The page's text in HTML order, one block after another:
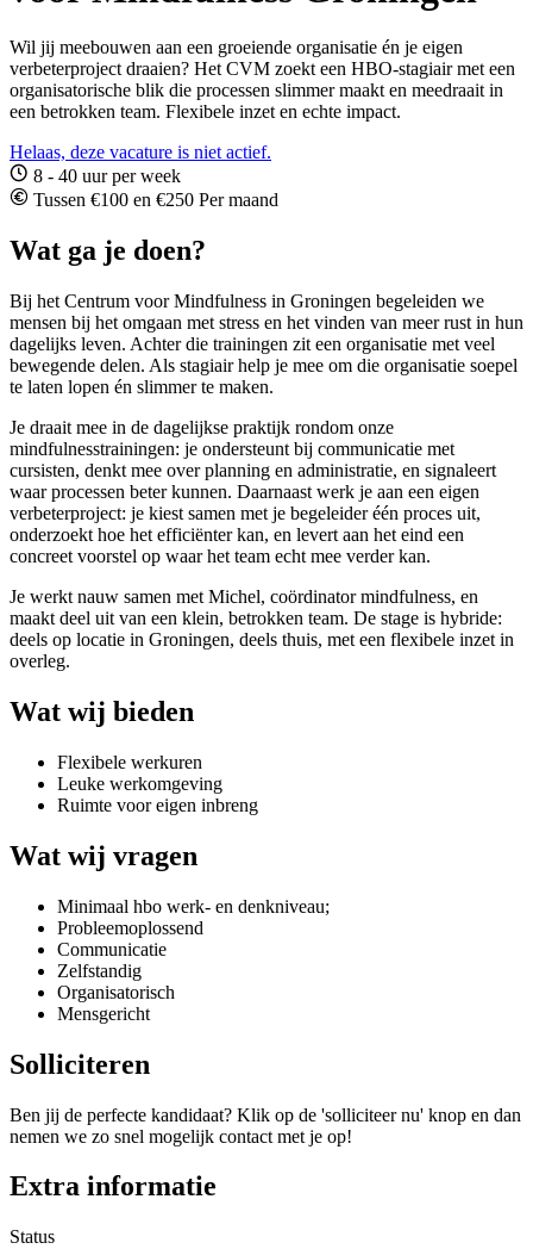
Wil jij meebouwen aan een groeiende organisatie én je eigen
verbeterproject draaien? Het CVM zoekt een HBO-stagiair met een
organisatorische blik die processen slimmer maakt en meedraait in
een betrokken team. Flexibele inzet en echte impact.
Helaas, deze vacature is niet actief.
8 - 40 uur per week
Tussen €100 en €250 Per maand
Wat ga je doen?
Bij het Centrum voor Mindfulness in Groningen begeleiden we
mensen bij het omgaan met stress en het vinden van meer rust in hun
dagelijks leven. Achter die trainingen zit een organisatie met veel
bewegende delen. Als stagiair help je mee om die organisatie soepel
te laten lopen én slimmer te maken.
Je draait mee in de dagelijkse praktijk rondom onze
mindfulnesstrainingen: je ondersteunt bij communicatie met
cursisten, denkt mee over planning en administratie, en signaleert
waar processen beter kunnen. Daarnaast werk je aan een eigen
verbeterproject: je kiest samen met je begeleider één proces uit,
onderzoekt hoe het efficiënter kan, en levert aan het eind een
concreet voorstel op waar het team echt mee verder kan.
Je werkt nauw samen met Michel, coördinator mindfulness, en
maakt deel uit van een klein, betrokken team. De stage is hybride:
deels op locatie in Groningen, deels thuis, met een flexibele inzet in
overleg.
Wat wij bieden
Flexibele werkuren
Leuke werkomgeving
Ruimte voor eigen inbreng
Wat wij vragen
Minimaal hbo werk- en denkniveau;
Probleemoplossend
Communicatie
Zelfstandig
Organisatorisch
Mensgericht
Solliciteren
Ben jij de perfecte kandidaat? Klik op de 'solliciteer nu' knop en dan
nemen we zo snel mogelijk contact met je op!
Extra informatie
Status